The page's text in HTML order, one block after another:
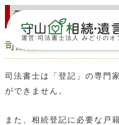
運営:司法書士法人 みどりのオ
司法書士と弁護士
司法書士
司法書士は「登記」の専門
ができません。
また、相続登記に必要な戸